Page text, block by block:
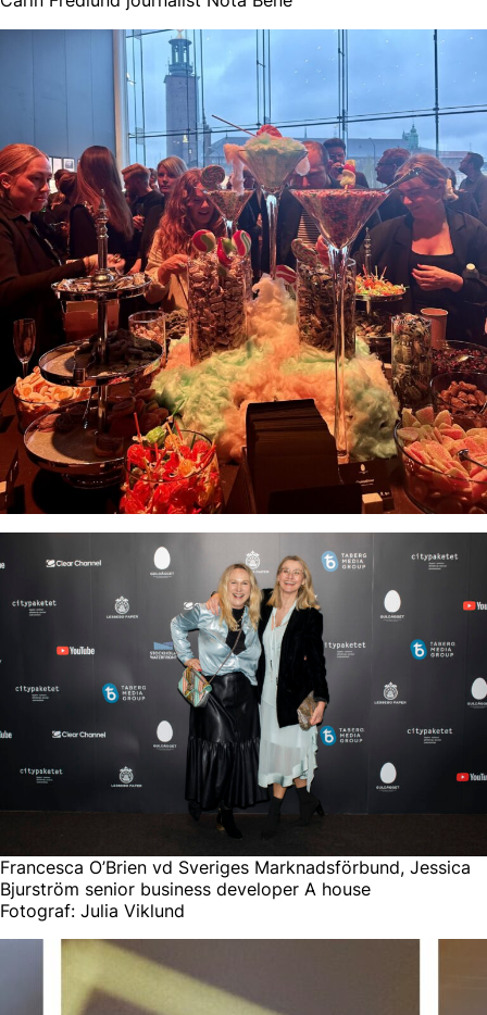
Francesca O’Brien vd Sveriges Marknadsförbund, Jessica
Bjurström senior business developer A house
Fotograf: Julia Viklund